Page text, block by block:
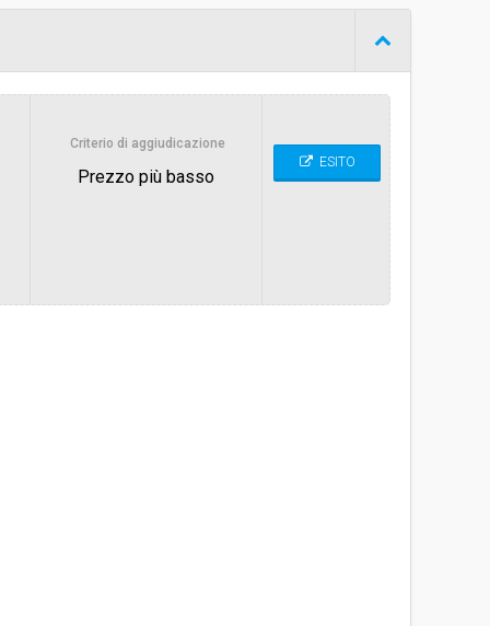
€ 24.000,00
Criterio di aggiudicazione
Prezzo più basso
ESITO